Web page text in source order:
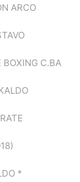
ARCO
BOXING C.BA
*